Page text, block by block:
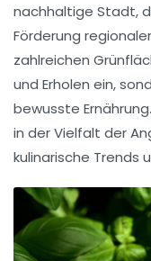
nachhaltige Stadt,
Förderung
zahlreichen
und Erholen ein,
bewusste Ernährung
in der Vielfalt der
kulinarische Trends